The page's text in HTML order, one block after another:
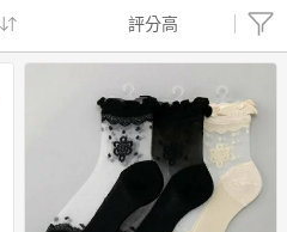
親子玩具
化妝保養 情趣用品
評分高